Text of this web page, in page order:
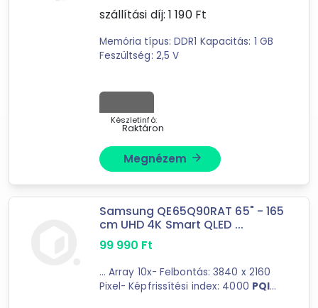
tovább válogatok »
szállítási díj: 1 190Ft
Memória típus: DDR1 Kapacitás: 1 GB
Feszültség: 2,5 V
Készletinfó:
Raktáron
Megnézem arrow_forward
Samsung QE65Q90RAT 65" - 165
cm UHD 4K Smart QLED ...
99 990 Ft
... Array 10x- Felbontás: 3840 x 2160
Pixel- Képfrissítési index: 4000 PQI